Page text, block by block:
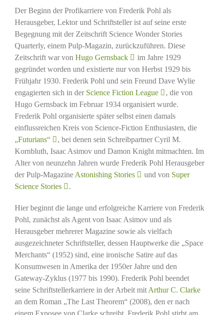
Der Beginn der Profikarriere von Frederik Pohl als
Herausgeber, Lektor und Schriftsteller ist auf seine erste
Begegnung mit der Zeitschrift Science Wonder Stories
Quarterly, einem Pulp-Magazin, zurückzuführen. Diese
Zeitschrift war von Hugo Gernsback
im Jahre 1929
gegründet worden und existierte nur von Herbst 1929 bis
Frühjahr 1930. Frederik Pohl und sein Freund Dave Wylie
engagierten sich in der Science Fiction League
, die von
Hugo Gernsback im Februar 1934 organisiert wurde.
Frederik Pohl organisierte später selbst einen damals
einflussreichen Kreis von Science-Fiction Enthusiasten, die
„Futurians“
, bei denen sein Schreibpartner Cyril M.
Kornbluth, Isaac Asimov und Damon Knight mitmachten. Im
Alter von neunzehn Jahren wurde Frederik Pohl Herausgeber
der Pulp-Magazine Astonishing Stories und von Super
Science Stories
.
Hier beginnt die lange und erfolgreiche Karriere von Frederik
Pohl, zunächst als Agent von Isaac Asimov und als
Herausgeber mehrerer Magazine sowie als vielfach
ausgezeichneter Schriftsteller, dessen Hauptwerke die „Space
Merchants“ (1952) sind, eine ironische Satire auf das
Konsumwesen in Amerika der 1950er Jahre und den
Gateway-Zyklus (1977 bis 1990). Frederik Pohl beendet
seine Schriftstellerkarriere in der Arbeit mit Arthur C. Clarke
an dem Roman „The Last Theorem“ (2008), den er nach
einem Exposee von Clarke schreibt. Frederik Pohl stirbt am